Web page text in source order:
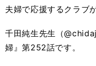
夫婦で応援するクラブ
千田純生先生（
婦』第252話です。